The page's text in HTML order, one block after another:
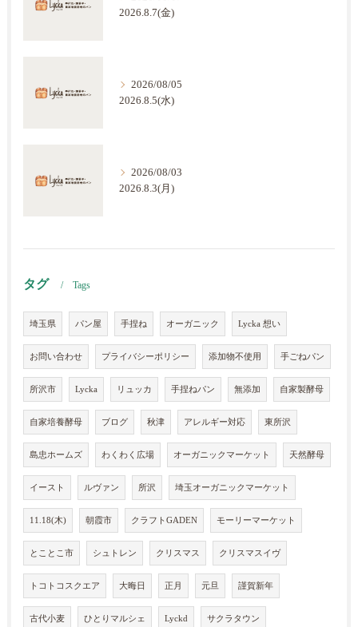
2026.8.7(金)
2026/08/05
2026.8.5(水)
2026/08/03
2026.8.3(月)
タグ Tags
埼玉県 パン屋 手捏ね オーガニック Lycka 想い
お問い合わせ プライバシーポリシー 添加物不使用 手ごねパン
所沢市 Lycka リュッカ 手捏ねパン 無添加 自家製酵母
自家培養酵母 ブログ 秋津 アレルギー対応 東所沢
島忠ホームズ わくわく広場 オーガニックマーケット 天然酵母
イースト ルヴァン 所沢 埼玉オーガニックマーケット
11.18(木) 朝霞市 クラフトGADEN モーリーマーケット
とことこ市 シュトレン クリスマス クリスマスイヴ
トコトコスクエア 大晦日 正月 元旦 謹賀新年
古代小麦 ひとりマルシェ Lyckd サクラタウン